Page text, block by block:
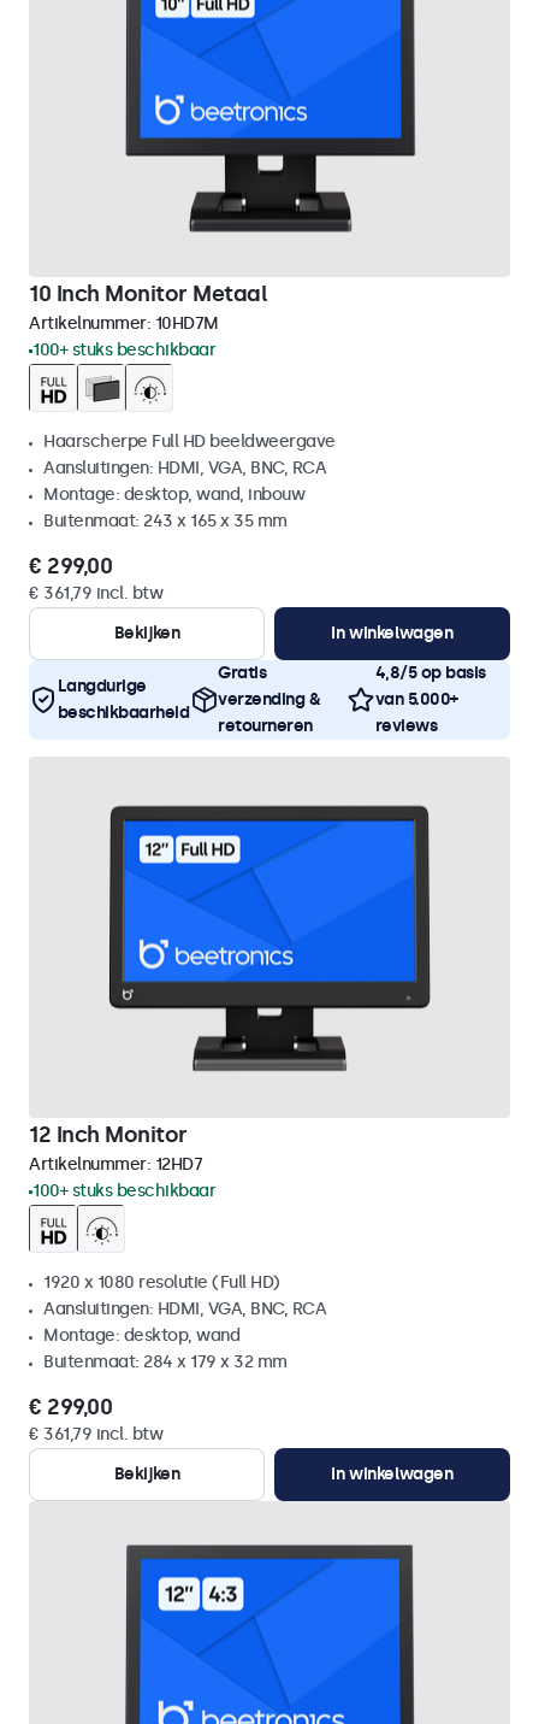
10 Inch Monitor Metaal
Artikelnummer: 10HD7M
100+ stuks beschikbaar
Haarscherpe Full HD beeldweergave
Aansluitingen: HDMI, VGA, BNC, RCA
Montage: desktop, wand, inbouw
Buitenmaat: 243 x 165 x 35 mm
€ 299,00
€ 361,79 incl. btw
Bekijken
In winkelwagen
Langdurige
beschikbaarheid
Gratis
verzending &
retourneren
4,8/5 op basis
van 5.000+
reviews
12 Inch Monitor
Artikelnummer: 12HD7
100+ stuks beschikbaar
1920 x 1080 resolutie (Full HD)
Aansluitingen: HDMI, VGA, BNC, RCA
Montage: desktop, wand
Buitenmaat: 284 x 179 x 32 mm
€ 299,00
€ 361,79 incl. btw
Bekijken
In winkelwagen